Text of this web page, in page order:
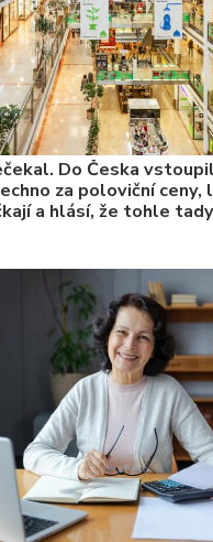
Do Česka
za poloviční ceny,
a hlásí, že tohle tady